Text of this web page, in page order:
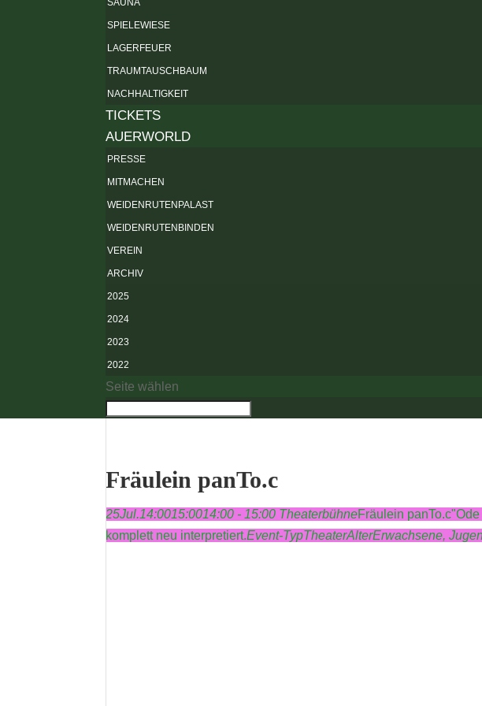
SAUNA
SPIELEWIESE
LAGERFEUER
TRAUMTAUSCHBAUM
NACHHALTIGKEIT
TICKETS
AUERWORLD
PRESSE
MITMACHEN
WEIDENRUTENPALAST
WEIDENRUTENBINDEN
VEREIN
ARCHIV
2025
2024
2023
2022
Seite wählen
Fräulein panTo.c
25Jul.14:0015:0014:00 - 15:00 TheaterbühneFräulein panTo.c
komplett neu interpretiert.Event-TypTheaterAlterErwachsene,